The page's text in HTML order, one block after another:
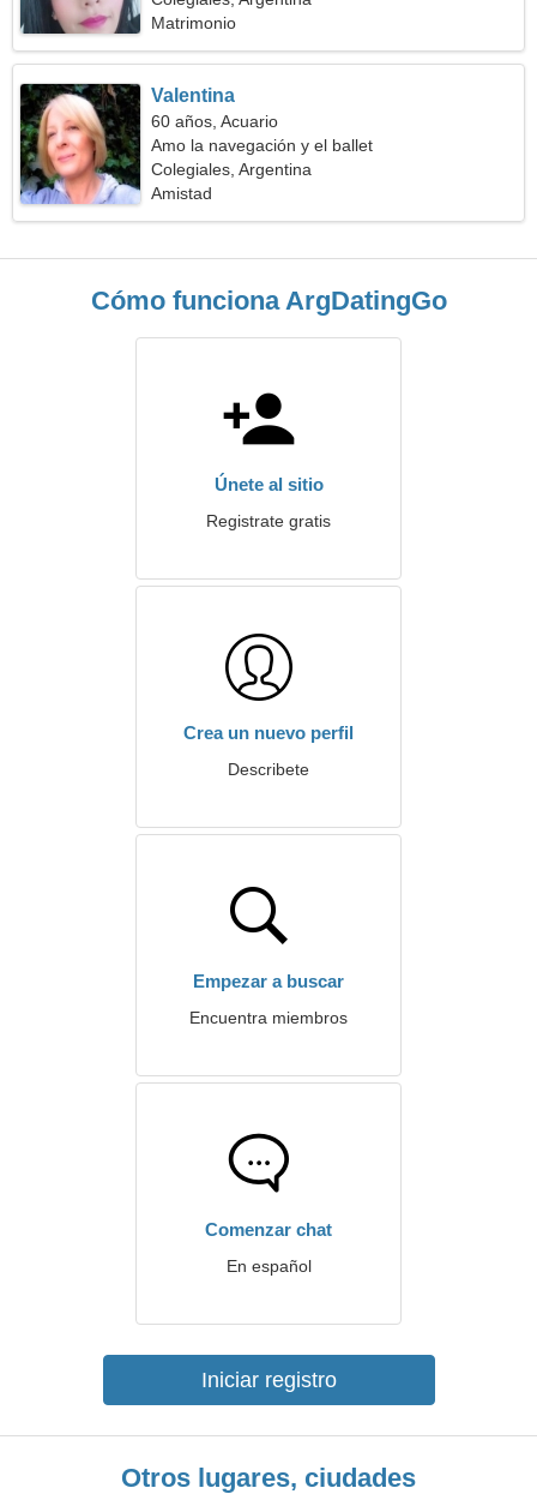
Matrimonio
Valentina
60 años, Acuario
Amo la navegación y el ballet
Colegiales, Argentina
Amistad
Cómo funciona ArgDatingGo
Únete al sitio
Registrate gratis
Crea un nuevo perfil
Describete
Empezar a buscar
Encuentra miembros
Comenzar chat
En español
Iniciar registro
Otros lugares, ciudades